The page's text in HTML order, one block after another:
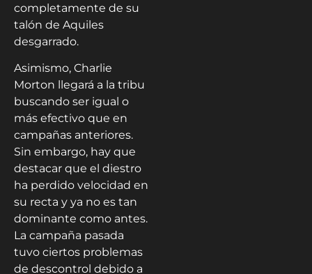
completamente de su
talón de Aquiles
desgarrado.
Asimismo, Charlie
Morton llegará a la tribu
buscando ser igual o
más efectivo que en
campañas anteriores.
Sin embargo, hay que
destacar que el diestro
ha perdido velocidad en
su recta y ya no es tan
dominante como antes.
La campaña pasada
tuvo ciertos problemas
de descontrol debido a